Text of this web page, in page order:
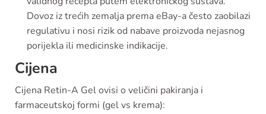
Dovoz iz trećih zemalja prema eBay-a često zaobilazi
regulativu i nosi rizik od nabave proizvoda nejasnog
porijekla ili medicinske indikacije.
Cijena
Cijena Retin-A Gel ovisi o veličini pakiranja i
farmaceutskoj formi (gel vs krema):